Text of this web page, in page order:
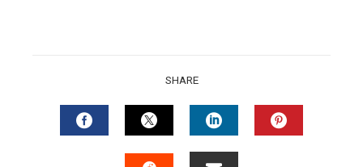
SHARE
FACEBOOKTWITTERLINKEDIN